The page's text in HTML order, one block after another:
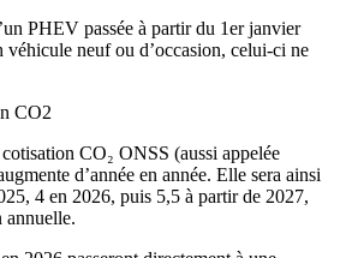
PHEV passée à partir du 1er janvier
véhicule neuf ou d’occasion, celui-ci ne
CO2
cotisation CO₂ ONSS (aussi appelée
d’année en année. Elle sera ainsi
, 4 en 2026, puis 5,5 à partir de 2027,
annuelle.